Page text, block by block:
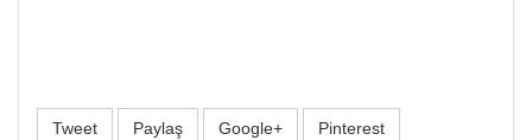
Tweet Paylaş Google+ Pinterest